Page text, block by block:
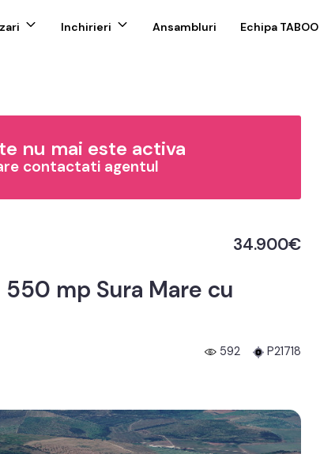
Inchirieri Ansambluri Echipa TABOO
nu mai este activa
contactati agentul
34.900€
mp Sura Mare cu
592 P21718